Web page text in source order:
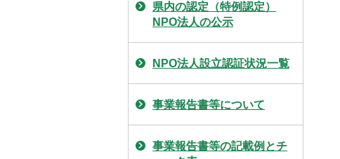
県内の認定（特例認定）
NPO法人の公示
NPO法人設立認証状況一覧
事業報告書等について
事業報告書等の記載例とチ